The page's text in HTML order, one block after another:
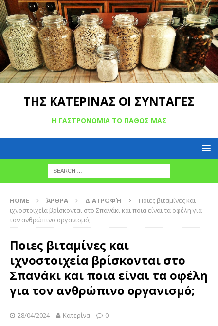
ΤΗΣ ΚΑΤΕΡΙΝΑΣ ΟΙ ΣΥΝΤΑΓΕΣ
Η ΓΑΣΤΡΟΝΟΜΙΑ ΤΟ ΠΑΘΟΣ ΜΑΣ
HOME ΆΡΘΡΑ ΔΙΑΤΡΟΦΉ
Ποιες βιταμίνες και
ιχνοστοιχεία βρίσκονται στο Σπανάκι και ποια είναι τα οφέλη για
τον ανθρώπινο οργανισμό;
Ποιες βιταμίνες και
ιχνοστοιχεία βρίσκονται στο
Σπανάκι και ποια είναι τα οφέλη
για τον ανθρώπινο οργανισμό;
28/04/2024 Κατερίνα 0